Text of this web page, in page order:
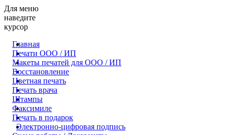
Для меню
наведите
курсор
Главная
Печати ООО / ИП
Макеты печатей для OOO / ИП
Восстановление
Цветная печать
Печать врача
Штампы
Факсимиле
Печать в подарок
Электронно-цифровая подпись